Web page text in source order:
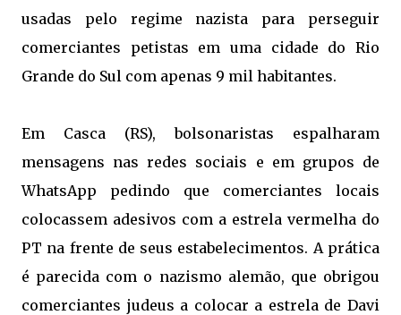
usadas pelo regime nazista para perseguir
comerciantes petistas em uma cidade do Rio
Grande do Sul com apenas 9 mil habitantes.
Em Casca (RS), bolsonaristas espalharam
mensagens nas redes sociais e em grupos de
WhatsApp pedindo que comerciantes locais
colocassem adesivos com a estrela vermelha do
PT na frente de seus estabelecimentos. A prática
é parecida com o nazismo alemão, que obrigou
comerciantes judeus a colocar a estrela de Davi